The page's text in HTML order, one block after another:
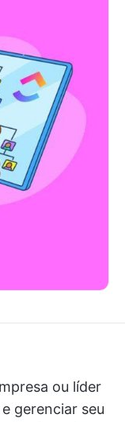
ou líder
gerenciar seu